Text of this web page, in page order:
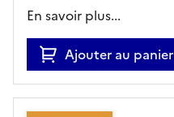
En savoir plus...
Ajouter au panier